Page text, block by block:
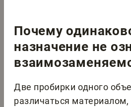
Почему
назначение не
Две пробирки одного
различаться